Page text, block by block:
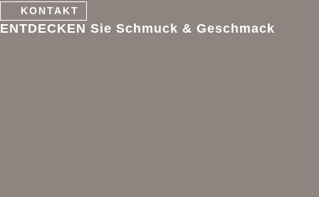
KONTAKT
ENTDECKEN Sie Schmuck & Geschmack